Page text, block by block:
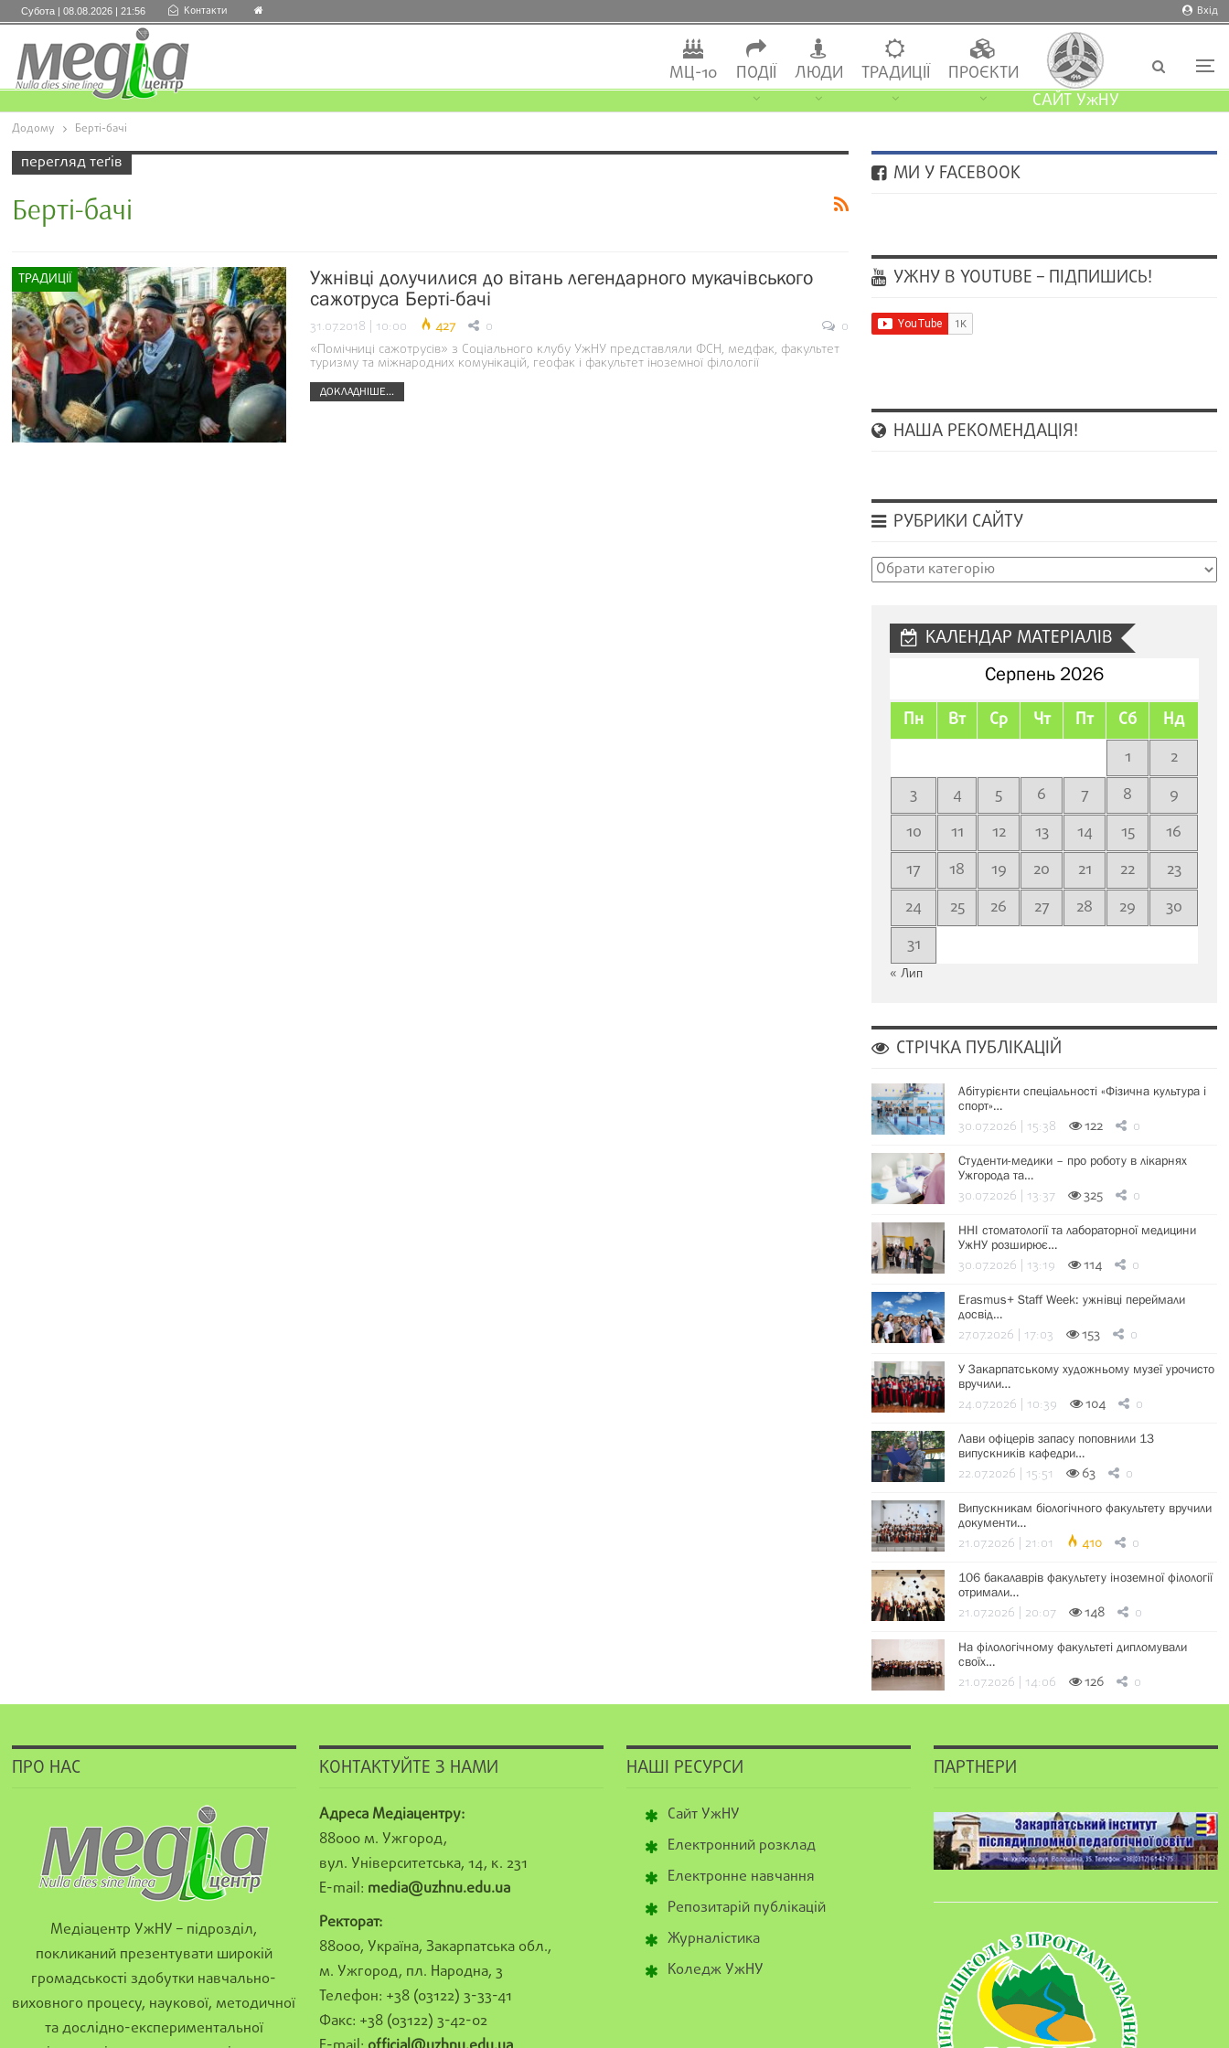
Вхід
Субота | 08.08.2026 | 21:56 Контакти
МЦ-10 ПОДІЇ ЛЮДИ ТРАДИЦІЇ
ПРОЄКТИ
САЙТ УжНУ
Додому Берті-бачі
перегляд теґів
Берті-бачі
ТРАДИЦІЇ
Ужнівці долучилися до вітань легендарного мукачівського
сажотруса Берті-бачі
31.07.2018 | 10:00 427 0
0
«Помічниці сажотрусів» з Соціального клубу УжНУ представляли ФСН, медфак, факультет
туризму та міжнародних комунікацій, геофак і факультет іноземної філології
ДОКЛАДНІШЕ...
МИ У FACEBOOK
УЖНУ В YOUTUBE – ПІДПИШИСЬ!
НАША РЕКОМЕНДАЦІЯ!
РУБРИКИ САЙТУ
Рубрики
КАЛЕНДАР МАТЕРІАЛІВ
Серпень 2026
Пн Вт Ср Чт Пт Сб Нд
1
2
3
4 5 6 7 8
9
10
11 12 13 14 15
16
17
18 19 20 21 22
23
24
25 26 27 28 29
30
31
« Лип
СТРІЧКА ПУБЛІКАЦІЙ
Абітурієнти спеціальності «Фізична культура і
спорт»…
30.07.2026 | 15:38 122 0
Студенти-медики – про роботу в лікарнях
Ужгорода та…
30.07.2026 | 13:37 325 0
ННІ стоматології та лабораторної медицини
УжНУ розширює…
30.07.2026 | 13:19 114 0
Erasmus+ Staff Week: ужнівці переймали
досвід…
27.07.2026 | 17:03 153 0
У Закарпатському художньому музеї урочисто
вручили…
24.07.2026 | 10:39 104 0
Лави офіцерів запасу поповнили 13
випускників кафедри…
22.07.2026 | 15:51 63 0
Випускникам біологічного факультету вручили
документи…
21.07.2026 | 21:01 410 0
106 бакалаврів факультету іноземної філології
отримали…
21.07.2026 | 20:07 148 0
На філологічному факультеті дипломували
своїх…
21.07.2026 | 14:06 126 0
ПРО НАС
Медіацентр УжНУ – підрозділ,
покликаний презентувати широкій
громадськості здобутки навчально-
виховного процесу, наукової, методичної
та дослідно-експериментальної
КОНТАКТУЙТЕ З НАМИ
Адреса Медіацентру:
88000 м. Ужгород,
вул. Університетська, 14, к. 231
E-mail: media@uzhnu.edu.ua
Ректорат:
88000, Україна, Закарпатська обл.,
м. Ужгород, пл. Народна, 3
Телефон: +38 (03122) 3-33-41
Факс: +38 (03122) 3-42-02
НАШІ РЕСУРСИ
Сайт УжНУ
Електронний розклад
Електронне навчання
Репозитарій публікацій
Журналістика
Коледж УжНУ
ПАРТНЕРИ